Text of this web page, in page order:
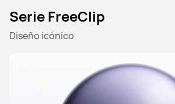
Serie FreeClip
Diseño icónico